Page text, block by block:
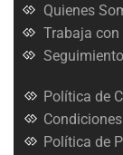
Quienes
Trabaja
Política de
Política de